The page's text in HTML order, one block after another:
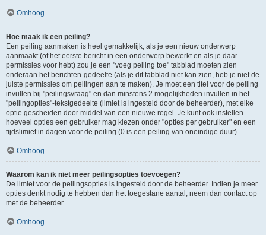
Omhoog
Hoe maak ik een peiling?
Een peiling aanmaken is heel gemakkelijk, als je een nieuw onderwerp
aanmaakt (of het eerste bericht in een onderwerp bewerkt en als je daar
permissies voor hebt) zou je een "voeg peiling toe" tabblad moeten zien
onderaan het berichten-gedeelte (als je dit tabblad niet kan zien, heb je niet de
juiste permissies om peilingen aan te maken). Je moet een titel voor de peiling
invullen bij "peilingsvraag" en dan minstens 2 mogelijkheden invullen in het
"peilingopties"-tekstgedeelte (limiet is ingesteld door de beheerder), met elke
optie gescheiden door middel van een nieuwe regel. Je kunt ook instellen
hoeveel opties een gebruiker mag kiezen onder "opties per gebruiker" en een
tijdslimiet in dagen voor de peiling (0 is een peiling van oneindige duur).
Omhoog
Waarom kan ik niet meer peilingsopties toevoegen?
De limiet voor de peilingsopties is ingesteld door de beheerder. Indien je meer
opties denkt nodig te hebben dan het toegestane aantal, neem dan contact op
met de beheerder.
Omhoog